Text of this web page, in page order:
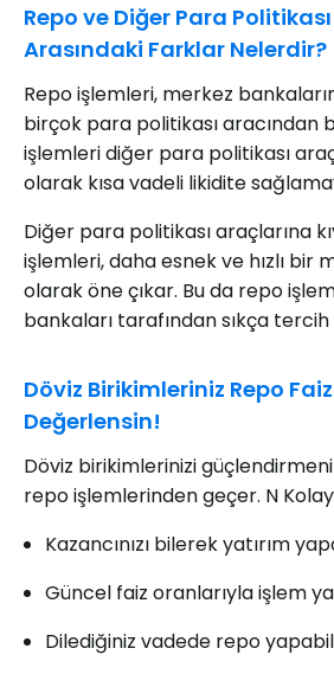
Repo ve Diğer Para
Arasındaki Farklar Nelerdir?
Repo işlemleri, merkez
birçok para politikası aracından
işlemleri diğer para politikası
olarak kısa vadeli likidite
Diğer para politikası araçlarına
işlemleri, daha esnek ve hızlı bir
olarak öne çıkar. Bu da repo
bankaları tarafından sıkça
Döviz Birikimleriniz Repo
Değerlensin!
Döviz birikimlerinizi
repo işlemlerinden geçer. N
Kazancınızı bilerek yatırım
Güncel faiz oranlarıyla işlem
Dilediğiniz vadede repo